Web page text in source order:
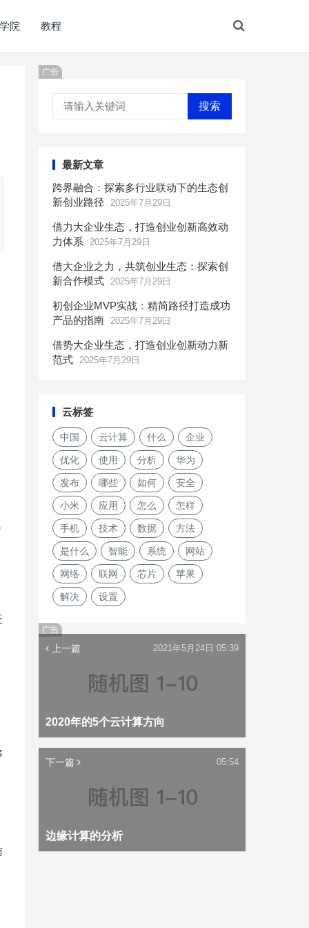
院 教程
广告
搜索
最新文章
跨界融合：探索多行业联动下的生态创
新创业路径
2025年7月29日
借力大企业生态，打造创业创新高效动
力体系
2025年7月29日
借大企业之力，共筑创业生态：探索创
新合作模式 2025年7月29日
初创企业MVP实战：精简路径打造成功
产品的指南 2025年7月29日
借势大企业生态，打造创业创新动力新
范式 2025年7月29日
云标签
中国 云计算 什么 企业
优化 使用 分析 华为
发布 哪些 如何 安全
小米 应用 怎么 怎样
手机 技术 数据 方法
是什么 智能 系统 网站
网络 联网 芯片 苹果
解决 设置
广告
上一篇
2020年的5个云计算方向
2021年5月24日 05:39
下一篇
边缘计算的分析
05:54